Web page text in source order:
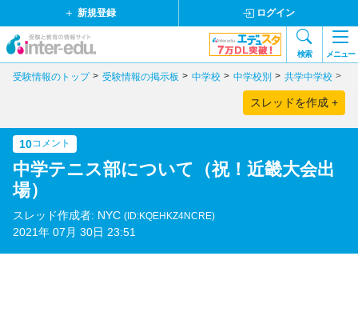
新規登録 ログイン
検索 メニュー
受験情報のトップ 受験情報の掲示板 中学校 中学校別 共学中学校
スレッドを作成 +
10コメント
中学テニス部について（祝！近畿大会出
場）
スレッド作成者: NYC (ID:KQEHKZ4NCRE)
2021年 07月 30日 23:51